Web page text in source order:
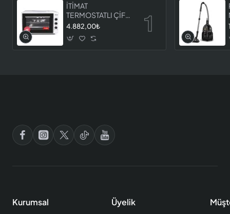
İTİMAT
TERMOSTATLI ÇİFT
CAMLI FIRIN 8060
4.882,00₺
Kurumsal Üyelik